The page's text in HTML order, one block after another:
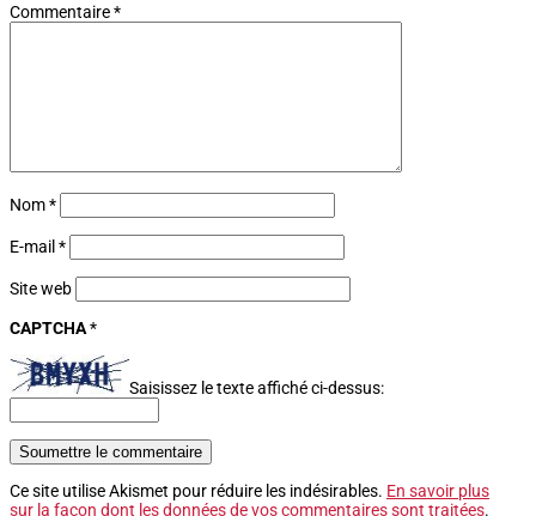
Commentaire*
Nom*
E-mail *
Site web
CAPTCHA*
Saisissez le texte affiché ci-dessus:
Soumettre le commentaire
Ce site utilise Akismet pour réduire les indésirables. En savoir plus
sur la façon dont les données de vos commentaires sont traitées.